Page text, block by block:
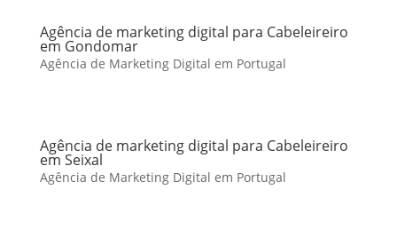
Agência de marketing digital para Cabeleireiro
em Gondomar
Agência de Marketing Digital em Portugal
Agência de marketing digital para Cabeleireiro
em Seixal
Agência de Marketing Digital em Portugal